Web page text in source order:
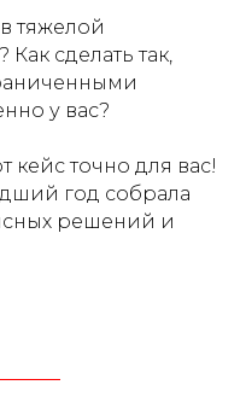
тяжелой
сделать так,
у вас?
кейс точно для вас!
год собрала
решений и